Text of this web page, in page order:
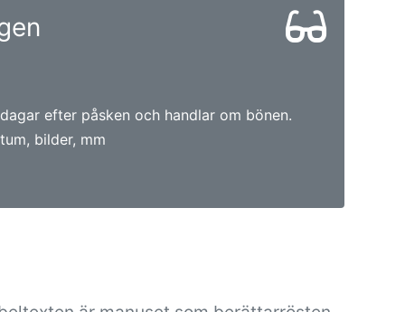
efter påsken och handlar om bönen.
bilder, mm